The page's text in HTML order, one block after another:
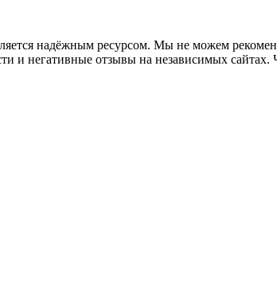
надёжным ресурсом. Мы не можем
и негативные отзывы на независимых